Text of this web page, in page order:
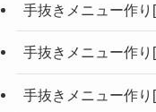
手抜きメニュー作り
手抜きメニュー作り
手抜きメニュー作り